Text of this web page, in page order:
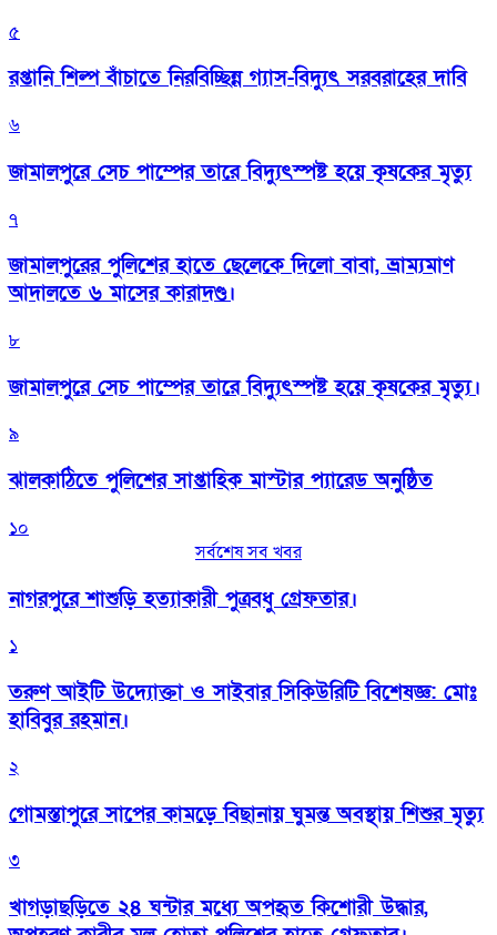
৫
রপ্তানি শিল্প বাঁচাতে নিরবিচ্ছিন্ন গ্যাস-বিদ্যুৎ সরবরাহের দাবি
৬
জামালপুরে সেচ পাম্পের তারে বিদ্যুৎস্পষ্ট হয়ে কৃষকের মৃত্যু
৭
জামালপুরের পুলিশের হাতে ছেলেকে দিলো বাবা, ভ্রাম্যমাণ
আদালতে ৬ মাসের কারাদণ্ড।
৮
জামালপুরে সেচ পাম্পের তারে বিদ্যুৎস্পষ্ট হয়ে কৃষকের মৃত্যু।
৯
‎ঝালকাঠিতে পুলিশের সাপ্তাহিক মাস্টার প্যারেড অনুষ্ঠিত
১০
সর্বশেষ সব খবর
নাগরপুরে শাশুড়ি হত্যাকারী পুত্রবধু গ্রেফতার।
১
তরুণ আইটি উদ্যোক্তা ও সাইবার সিকিউরিটি বিশেষজ্ঞ: মোঃ
হাবিবুর রহমান।
২
গোমস্তাপুরে সাপের কামড়ে বিছানায় ঘুমন্ত অবস্থায় শিশুর মৃত্যু
৩
খাগড়াছড়িতে ২৪ ঘন্টার মধ্যে অপহৃত কিশোরী উদ্ধার,